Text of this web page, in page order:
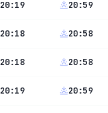
20:19 20:59
20:18 20:58
20:18 20:58
20:19 20:59